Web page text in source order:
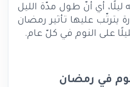
ليلًا، أي أنّ طول مدّة الليل
يترتّب عليها تأثير رمضان
على النوم في كلّ عام.
في رمضان